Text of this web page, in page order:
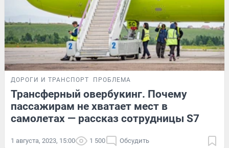
ДОРОГИ И ТРАНСПОРТ ПРОБЛЕМА
Трансферный овербукинг. Почему
пассажирам не хватает мест в
самолетах — рассказ сотрудницы S7
1 августа, 2023, 15:00 1 500 Обсудить